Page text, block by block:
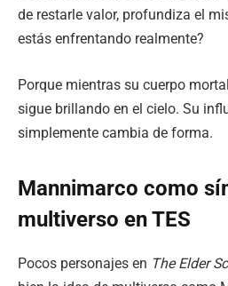
de restarle valor, profundiza el
estás enfrentando realmente?
Porque mientras su cuerpo
sigue brillando en el cielo. Su
simplemente cambia de forma.
Mannimarco como
multiverso en TES
Pocos personajes en The Elder